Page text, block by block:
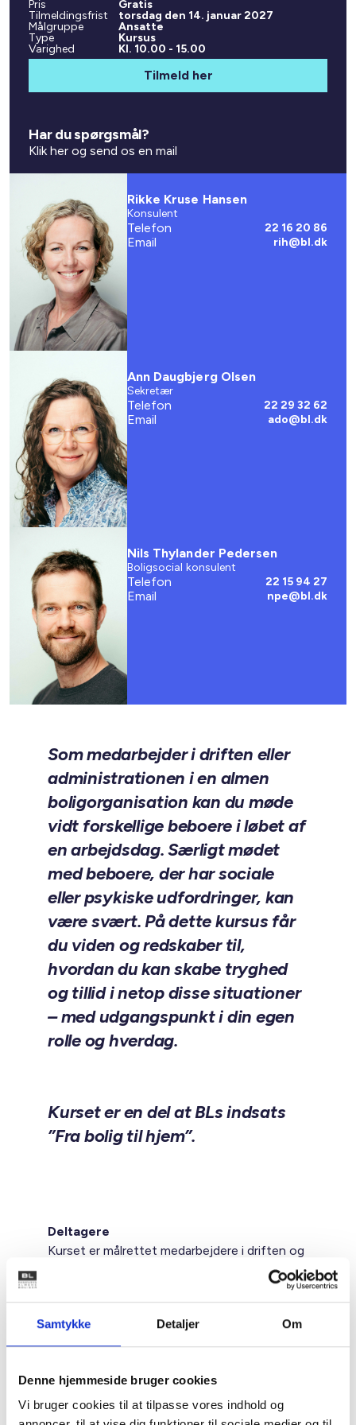
Samtykke Detaljer Om
Denne hjemmeside bruger cookies
Vi bruger cookies til at tilpasse vores indhold og
Som medarbejder i driften eller
administrationen i en almen
boligorganisation kan du møde
vidt forskellige beboere i løbet af
en arbejdsdag. Særligt mødet
med beboere, der har sociale
eller psykiske udfordringer, kan
være svært. På dette kursus får
du viden og redskaber til,
hvordan du kan skabe tryghed
og tillid i netop disse situationer
– med udgangspunkt i din egen
rolle og hverdag.
Kurset er en del at BLs indsats
”Fra bolig til hjem”.
Deltagere
Kurset er målrettet medarbejdere i driften og
beboerkontakt samt deres nærmeste ledere.
Kurset forudsætter ikke at deltagerne har en
socialfaglig baggrund.
Formål
Pris
Gratis
Tilmeldingsfrist
torsdag den 14. januar 2027
Målgruppe
Ansatte
Type
Kursus
Varighed
Kl. 10.00 - 15.00
Tilmeld her
Har du spørgsmål?
Klik her og send os en mail
Rikke Kruse Hansen
Konsulent
Telefon 22 16 20 86
Email rih@bl.dk
Ann Daugbjerg Olsen
Sekretær
Telefon 22 29 32 62
Email ado@bl.dk
Nils Thylander Pedersen
Boligsocial konsulent
Telefon 22 15 94 27
Email npe@bl.dk